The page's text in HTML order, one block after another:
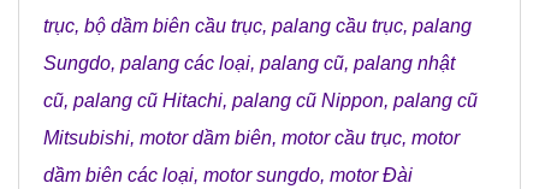
trục, bộ dầm biên cầu trục, palang cầu trục, palang
Sungdo, palang các loại, palang cũ, palang nhật
cũ, palang cũ Hitachi, palang cũ Nippon, palang cũ
Mitsubishi, motor dầm biên, motor cầu trục, motor
dầm biên các loại, motor sungdo, motor Đài